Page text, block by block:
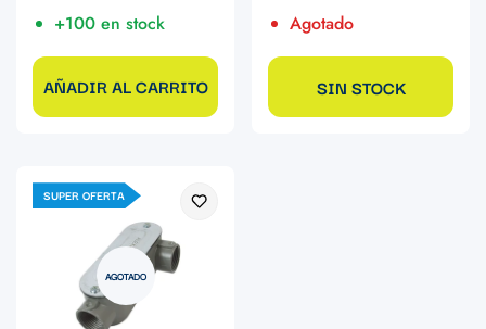
+100 en stock
AÑADIR AL CARRITO
Agotado
SIN STOCK
SUPER OFERTA
AGOTADO